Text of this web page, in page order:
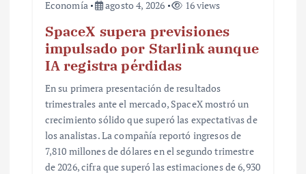
Economía agosto 4, 2026 16 views
SpaceX supera previsiones
impulsado por Starlink aunque
IA registra pérdidas
En su primera presentación de resultados
trimestrales ante el mercado, SpaceX mostró un
crecimiento sólido que superó las expectativas de
los analistas. La compañía reportó ingresos de
7,810 millones de dólares en el segundo trimestre
de 2026, cifra que superó las estimaciones de 6,930